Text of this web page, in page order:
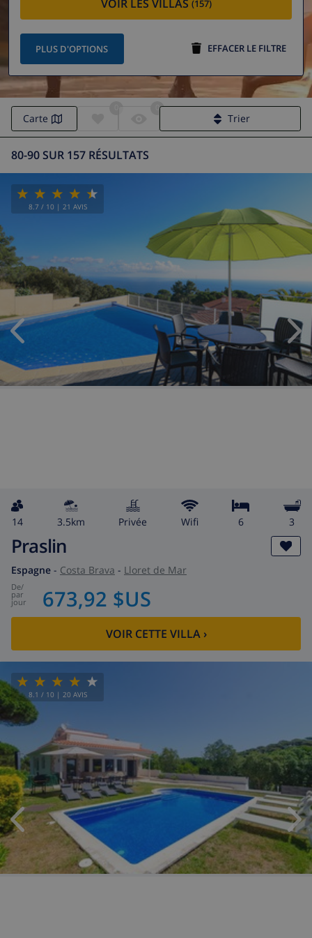
VOIR LES VILLAS (157)
PLUS D'OPTIONS EFFACER LE FILTRE
80-90 SUR 157 RÉSULTATS
Carte Trier
8.7 / 10 | 21 AVIS
14 3.5km privée wifi 6 3
Praslin
Espagne - Costa Brava - Lloret de Mar
de/
par
jour 673,92 $US
VOIR CETTE VILLA›
8.1 / 10 | 20 AVIS